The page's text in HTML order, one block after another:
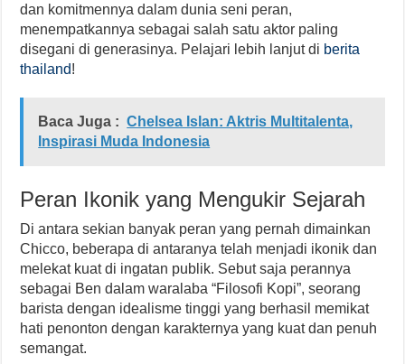
dan komitmennya dalam dunia seni peran,
menempatkannya sebagai salah satu aktor paling
disegani di generasinya. Pelajari lebih lanjut di berita
thailand!
Baca Juga : Chelsea Islan: Aktris Multitalenta,
Inspirasi Muda Indonesia
Peran Ikonik yang Mengukir Sejarah
Di antara sekian banyak peran yang pernah dimainkan
Chicco, beberapa di antaranya telah menjadi ikonik dan
melekat kuat di ingatan publik. Sebut saja perannya
sebagai Ben dalam waralaba “Filosofi Kopi”, seorang
barista dengan idealisme tinggi yang berhasil memikat
hati penonton dengan karakternya yang kuat dan penuh
semangat.